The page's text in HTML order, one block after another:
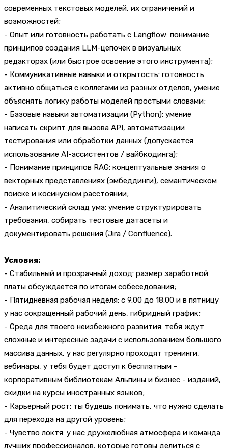
современных текстовых моделей, их ограничений и
возможностей;
- Опыт или готовность работать с Langflow: понимание
принципов создания LLM-цепочек в визуальных
редакторах (или быстрое освоение этого инструмента);
- Коммуникативные навыки и открытость: готовность
активно общаться с коллегами из разных отделов, умение
объяснять логику работы моделей простыми словами;
- Базовые навыки автоматизации (Python): умение
написать скрипт для вызова API, автоматизации
тестирования или обработки данных (допускается
использование AI-ассистентов / вайбкодинга);
- Понимание принципов RAG: концептуальные знания о
векторных представлениях (эмбеддинги), семантическом
поиске и косинусном расстоянии;
- Аналитический склад ума: умение структурировать
требования, собирать тестовые датасеты и
документировать решения (Jira / Confluence).
Условия:
- Стабильный и прозрачный доход: размер заработной
платы обсуждается по итогам собеседования;
- Пятидневная рабочая неделя: с 9.00 до 18.00 и в пятницу
у нас сокращенный рабочий день, гибридный график;
- Среда для твоего неизбежного развития: тебя ждут
сложные и интересные задачи с использованием большого
массива данных, у нас регулярно проходят тренинги,
вебинары, у тебя будет доступ к бесплатным -
корпоративным библиотекам Альпины и бизнес - изданий,
скидки на курсы иностранных языков;
- Карьерный рост: ты будешь понимать, что нужно сделать
для перехода на другой уровень;
- Чувство локтя: у нас дружелюбная атмосфера и команда
лучших профессионалов, которые готовы делиться с